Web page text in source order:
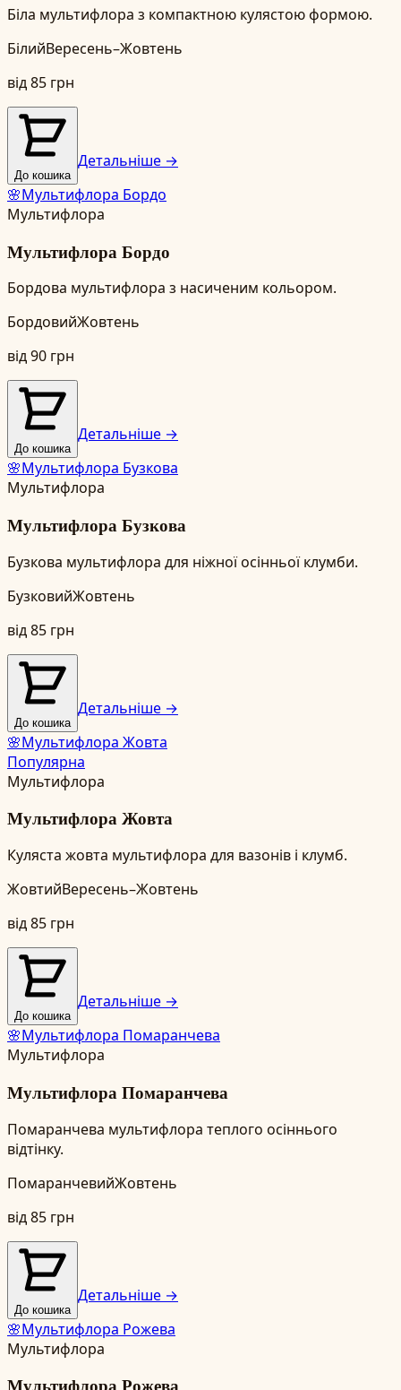
Біла мультифлора з компактною кулястою формою.
БілийВересень–Жовтень
від85 грн
До кошика
Детальніше →
🌸Мультифлора Бордо
Мультифлора
Мультифлора Бордо
Бордова мультифлора з насиченим кольором.
БордовийЖовтень
від90 грн
До кошика
Детальніше →
🌸Мультифлора Бузкова
Мультифлора
Мультифлора Бузкова
Бузкова мультифлора для ніжної осінньої клумби.
БузковийЖовтень
від85 грн
До кошика
Детальніше →
🌸Мультифлора Жовта
Популярна
Мультифлора
Мультифлора Жовта
Куляста жовта мультифлора для вазонів і клумб.
ЖовтийВересень–Жовтень
від85 грн
До кошика
Детальніше →
🌸Мультифлора Помаранчева
Мультифлора
Мультифлора Помаранчева
Помаранчева мультифлора теплого осіннього
відтінку.
ПомаранчевийЖовтень
від85 грн
До кошика
Детальніше →
🌸Мультифлора Рожева
Мультифлора